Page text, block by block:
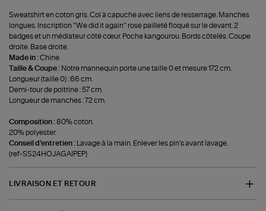
Sweatshirt en coton gris. Col à capuche avec liens de resserrage. Manches
longues. Inscription "We did it again" rose pailleté floqué sur le devant. 2
badges et un médiateur côté cœur. Poche kangourou. Bords côtelés. Coupe
droite. Base droite.
Made in :Chine.
Taille & Coupe : Notre mannequin porte une taille 0 et mesure 172 cm.
Longueur (taille 0) : 66 cm.
Demi-tour de poitrine : 57 cm.
Longueur de manches : 72 cm.
Composition :80% coton.
20% polyester.
Conseil d'entretien :
Lavage à la main. Enlever les pin's avant lavage.
(ref-SS24HOJAGAIPEP)
LIVRAISON ET RETOUR